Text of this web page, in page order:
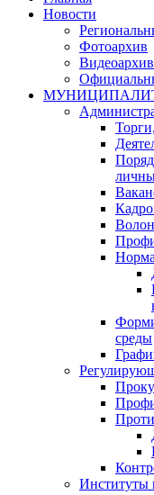
Новости
Фотоархив
Видеоархив
среды
Институты